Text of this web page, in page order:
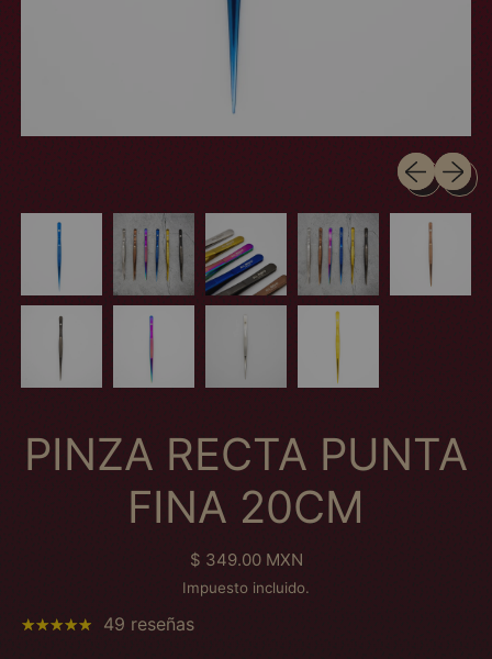
Diapositiva
PINZA RECTA PUNTA
FINA 20CM
Precio habitual
$ 349.00 MXN
Impuesto incluido.
49 reseñas